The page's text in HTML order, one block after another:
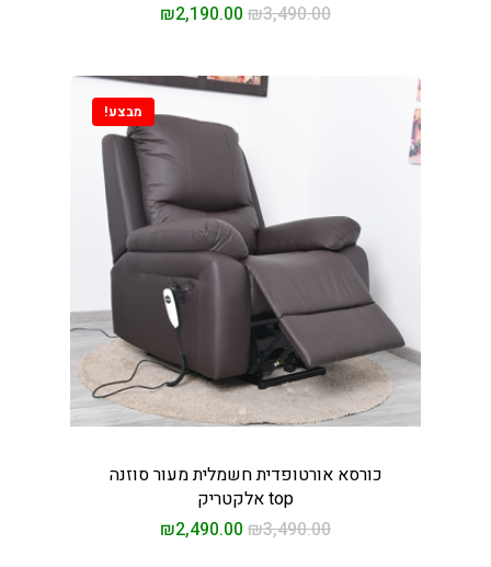
₪3,490.00
₪2,190.00
מבצע!
כורסא אורטופדית חשמלית מעור סוזנה
top אלקטריק
₪3,490.00
₪2,490.00
וכורסאות במחירים
מהיבואן לצרכן